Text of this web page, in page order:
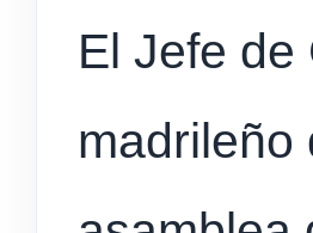
El Jefe
madrileño